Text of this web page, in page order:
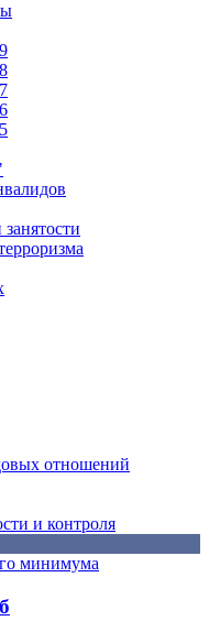
отношений
и контроля
минимума